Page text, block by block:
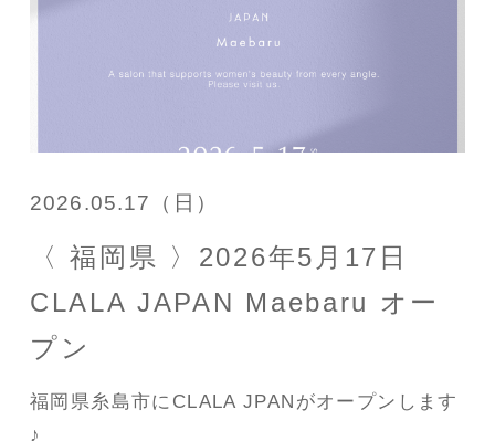
2026.05.17（日）
〈 福岡県 〉2026年5月17日
CLALA JAPAN Maebaru オー
プン
福岡県糸島市にCLALA JPANがオープンします
♪